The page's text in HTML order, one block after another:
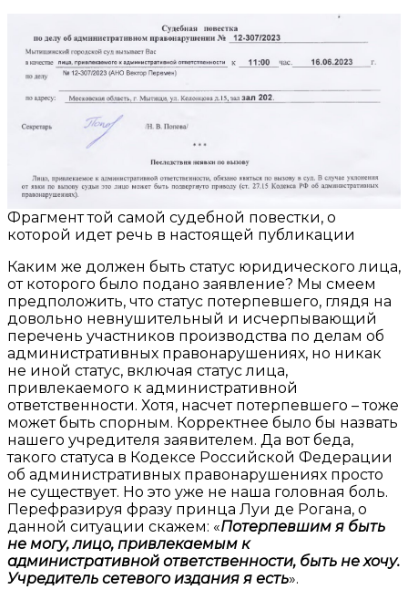
Фрагмент той самой судебной повестки, о
которой идет речь в настоящей публикации
Каким же должен быть статус юридического лица,
от которого было подано заявление? Мы смеем
предположить, что статус потерпевшего, глядя на
довольно невнушительный и исчерпывающий
перечень участников производства по делам об
административных правонарушениях, но никак
не иной статус, включая статус лица,
привлекаемого к административной
ответственности. Хотя, насчет потерпевшего – тоже
может быть спорным. Корректнее было бы назвать
нашего учредителя заявителем. Да вот беда,
такого статуса в Кодексе Российской Федерации
об административных правонарушениях просто
не существует. Но это уже не наша головная боль.
Перефразируя фразу принца Луи де Рогана, о
данной ситуации скажем: «Потерпевшим я быть
не могу, лицо, привлекаемым к
административной ответственности, быть не хочу.
Учредитель сетевого издания я есть».